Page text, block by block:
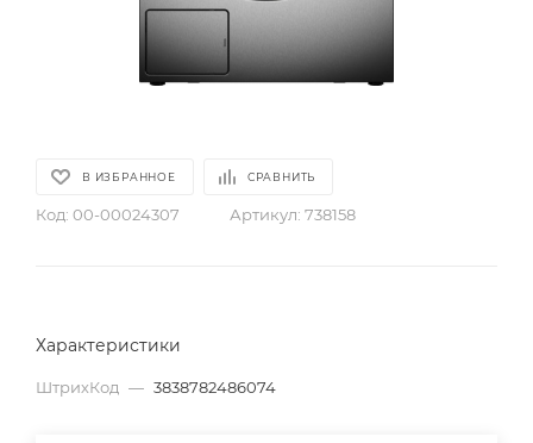
В ИЗБРАННОЕ СРАВНИТЬ
Код: 00-00024307 Артикул: 738158
Характеристики
ШтрихКод — 3838782486074